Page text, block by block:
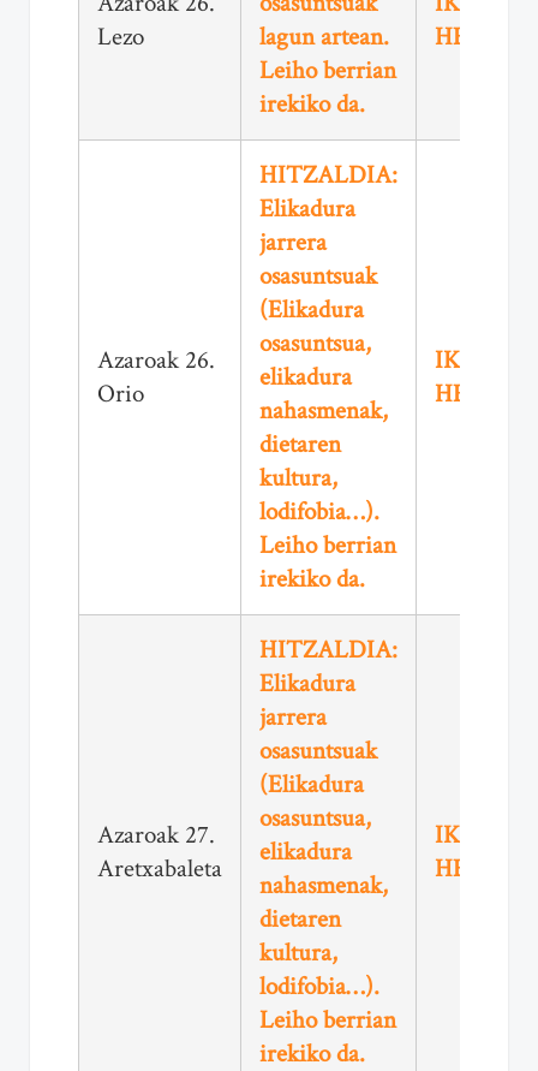
Lezo
lagun artean.
Leiho berrian
irekiko da.
HEMEN
Azaroak 26.
Orio
HITZALDIA:
Elikadura
jarrera
osasuntsuak
(Elikadura
osasuntsua,
elikadura
nahasmenak,
dietaren
kultura,
lodifobia…).
Leiho berrian
irekiko da.
IKUSI
HEMEN
Azaroak 27.
Aretxabaleta
HITZALDIA:
Elikadura
jarrera
osasuntsuak
(Elikadura
osasuntsua,
elikadura
nahasmenak,
dietaren
kultura,
lodifobia…).
Leiho berrian
irekiko da.
IKUSI
HEMEN